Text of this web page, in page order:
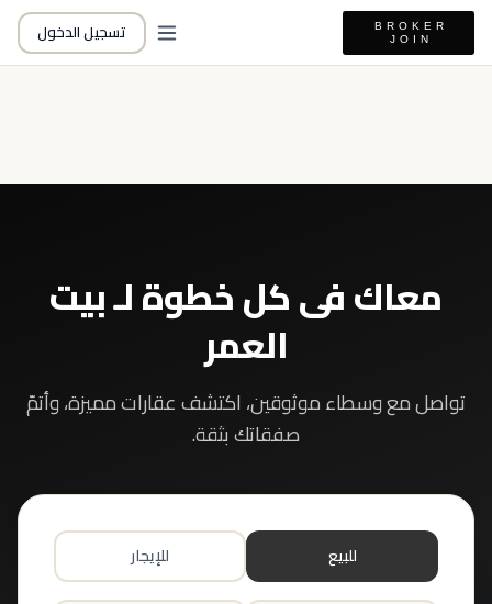
تسجيل الدخول
معاك فى كل خطوة لـ بيت
العمر
تواصل مع وسطاء موثوقين، اكتشف عقارات مميزة، وأتمّ
صفقاتك بثقة.
للبيع للإيجار